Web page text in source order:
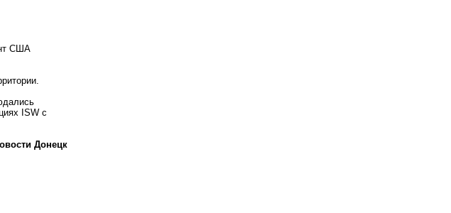
США
ISW с
Донецк